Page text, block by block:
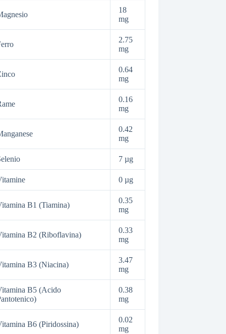
18
mg
2.75
mg
0.64
mg
0.16
mg
0.42
mg
7 µg
0 µg
B1 (Tiamina)
0.35
mg
B2 (Riboflavina)
0.33
mg
B3 (Niacina)
3.47
mg
B5 (Acido
0.38
mg
B6 (Piridossina)
0.02
mg